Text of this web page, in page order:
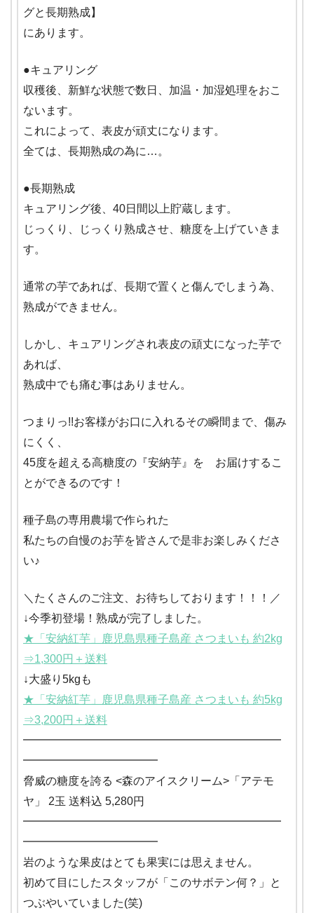
グと長期熟成】
にあります。
●キュアリング
収穫後、新鮮な状態で数日、加温・加湿処理をおこ
ないます。
これによって、表皮が頑丈になります。
全ては、長期熟成の為に…。
●長期熟成
キュアリング後、40日間以上貯蔵します。
じっくり、じっくり熟成させ、糖度を上げていきま
す。
通常の芋であれば、長期で置くと傷んでしまう為、
熟成ができません。
しかし、キュアリングされ表皮の頑丈になった芋で
あれば、
熟成中でも痛む事はありません。
つまりっ!!お客様がお口に入れるその瞬間まで、傷み
にくく、
45度を超える高糖度の『安納芋』を お届けするこ
とができるのです！
種子島の専用農場で作られた
私たちの自慢のお芋を皆さんで是非お楽しみくださ
い♪
＼たくさんのご注文、お待ちしております！！！／
↓今季初登場！熟成が完了しました。
★「安納紅芋」鹿児島県種子島産 さつまいも 約2kg
⇒1,300円＋送料
↓大盛り5kgも
★「安納紅芋」鹿児島県種子島産 さつまいも 約5kg
⇒3,200円＋送料
━━━━━━━━━━━━━━━━━━━━━━━
━━━━━━━━━━━━
脅威の糖度を誇る <森のアイスクリーム>「アテモ
ヤ」 2玉 送料込 5,280円
━━━━━━━━━━━━━━━━━━━━━━━
━━━━━━━━━━━━
岩のような果皮はとても果実には思えません。
初めて目にしたスタッフが「このサボテン何？」と
つぶやいていました(笑)